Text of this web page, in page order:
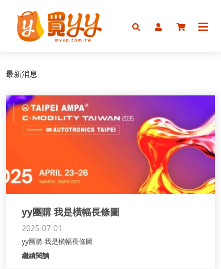
最新消息
yy團購 我是橫幅長條圖
2025-07-01
yy團購 我是橫幅長條圖
繼續閱讀